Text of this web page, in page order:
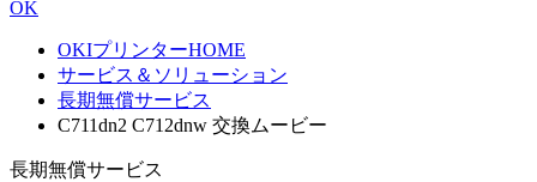
OK
OKIプリンターHOME
サービス＆ソリューション
長期無償サービス
C711dn2 C712dnw 交換ムービー
長期無償サービス